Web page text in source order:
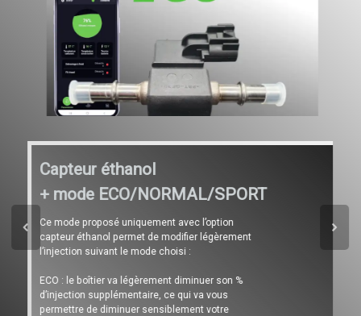
Capteur éthanol
+ mode ECO/NORMAL/SPORT
Ce mode proposé uniquement avec l’option
capteur éthanol permet de modifier légèrement
l’injection suivant le mode choisi :
ECO : le boîtier va légèrement diminuer son %
d’injection supplémentaire, ce qui va vous
permettre de diminuer sensiblement votre